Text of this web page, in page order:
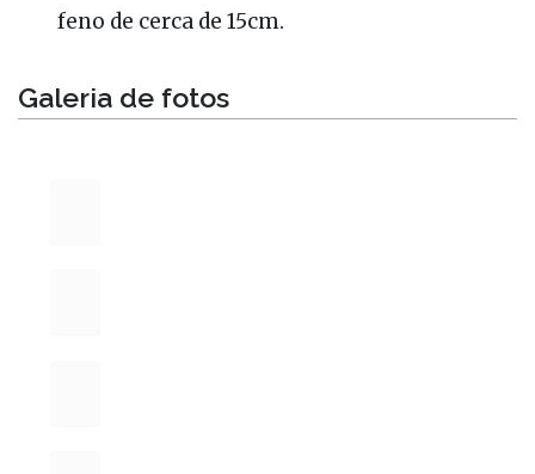
feno de cerca de 15cm.
Galeria de fotos